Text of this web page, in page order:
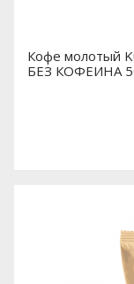
Кофе молотый
БЕЗ КОФЕИНА